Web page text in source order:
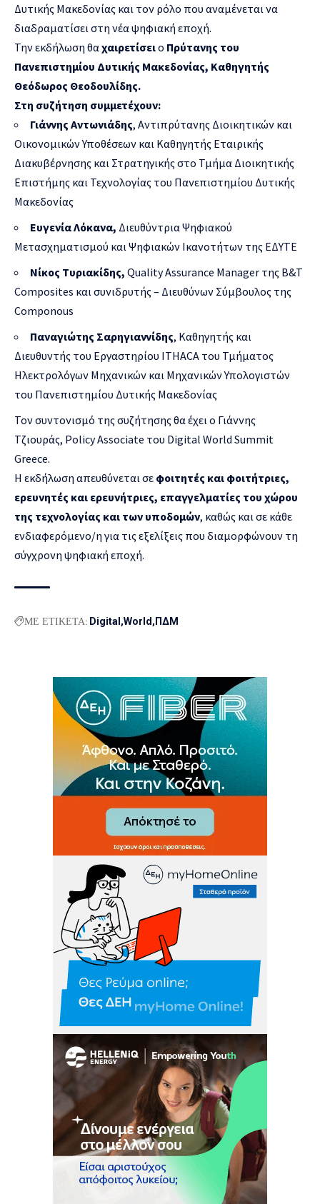
Δυτικής Μακεδονίας και τον ρόλο που αναμένεται να
διαδραματίσει στη νέα ψηφιακή εποχή.
Την εκδήλωση θα χαιρετίσειο Πρύτανης του
Πανεπιστημίου Δυτικής Μακεδονίας, Καθηγητής
Θεόδωρος Θεοδουλίδης.
Στη συζήτηση συμμετέχουν:
Γιάννης Αντωνιάδης, Αντιπρύτανης Διοικητικών και
Οικονομικών Υποθέσεων και Καθηγητής Εταιρικής
Διακυβέρνησης και Στρατηγικής στο Τμήμα Διοικητικής
Επιστήμης και Τεχνολογίας του Πανεπιστημίου Δυτικής
Μακεδονίας
Ευγενία Λόκανα, Διευθύντρια Ψηφιακού
Μετασχηματισμού και Ψηφιακών Ικανοτήτων της ΕΔΥΤΕ
Νίκος Τυριακίδης, Quality Assurance Manager της B&T
Composites και συνιδρυτής – Διευθύνων Σύμβουλος της
Componous
Παναγιώτης Σαρηγιαννίδης, Καθηγητής και
Διευθυντής του Εργαστηρίου ITHACA του Τμήματος
Ηλεκτρολόγων Μηχανικών και Μηχανικών Υπολογιστών
του Πανεπιστημίου Δυτικής Μακεδονίας
Τον συντονισμό της συζήτησης θα έχει ο Γιάννης
Τζιουράς, Policy Associate του Digital World Summit
Greece.
Η εκδήλωση απευθύνεται σε φοιτητές και φοιτήτριες,
ερευνητές και ερευνήτριες, επαγγελματίες του χώρου
της τεχνολογίας και των υποδομών, καθώς και σε κάθε
ενδιαφερόμενο/η για τις εξελίξεις που διαμορφώνουν τη
σύγχρονη ψηφιακή εποχή.
ΜΕ ΕΤΙΚΕΤΑ: Digital World ΠΔΜ